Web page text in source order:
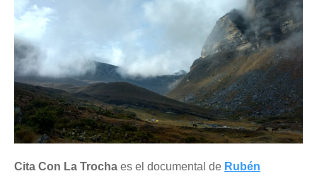
Cita Con La Trocha es el documental de Rubén